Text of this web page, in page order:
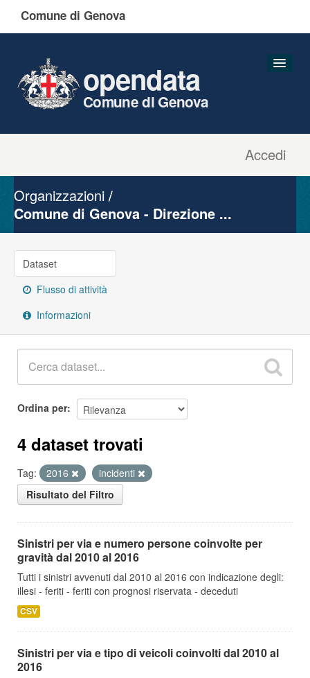
Comune di Genova
Accedi
opendata
Comune di Genova
Gruppi
Organizzazioni
Comune di Genova - Direzione ...
Dataset
Flusso di attività
Informazioni
Ordina per
4 dataset trovati
Tag: 2016
incidenti
Risultato del Filtro
Sinistri per via e numero persone coinvolte per
gravità dal 2010 al 2016
Tutti i sinistri avvenuti dal 2010 al 2016 con indicazione degli:
illesi - feriti - feriti con prognosi riservata - deceduti
CSV
Sinistri per via e tipo di veicoli coinvolti dal 2010 al
2016